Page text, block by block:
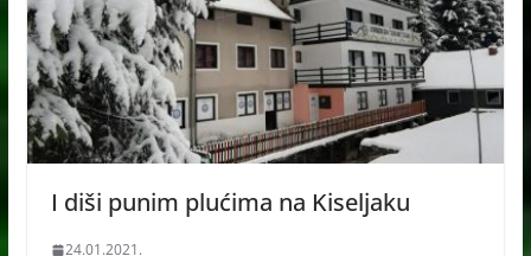
I diši punim plućima na Kiseljaku
24.01.2021.